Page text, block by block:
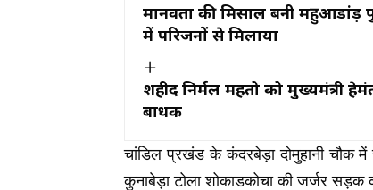
मानवता की मिसाल बनी
में परिजनों से मिलाया
शहीद निर्मल महतो को मुख्यमंत्री
बाधक
चांडिल प्रखंड के कंदरबेड़ा दोमुहानी चौक
कुनाबेड़ा टोला शोकाडकोचा की जर्जर सड़क